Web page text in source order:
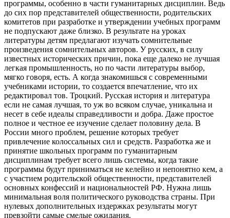
программы, особенно в части гуманитарных дисциплин. Ведь
до сих пор представителей общественности, родительских
комитетов при разработке и утверждении учебных программ
не подпускают даже близко. В результате на уроках
литературы детям предлагают изучать сомнительные
произведения сомнительных авторов. У русских, в силу
известных исторических причин, пока еще далеко не лучшая
легкая промышленность, но по части литературы выбор,
мягко говоря, есть. А когда знакомишься с современными
учебниками истории, то создается впечатление, что их
редактировал тов. Троцкий. Русская история и литература
если не самая лучшая, то уж во всяком случае, уникальна и
несет в себе идеалы справедливости и добра. Даже простое
полное и честное ее изучение сделает половину дела. В
России много проблем, решение которых требует
привлечение колоссальных сил и средств. Разработка же и
принятие школьных программ по гуманитарным
дисциплинам требует всего лишь системы, когда такие
программы будут приниматься не келейно и непонятно кем, а
с участием родительской общественности, представителей
основных конфессий и национальностей РФ. Нужна лишь
минимальная воля политического руководства страны. При
нулевых дополнительных издержках результаты могут
превзойти самые смелые ожидания.